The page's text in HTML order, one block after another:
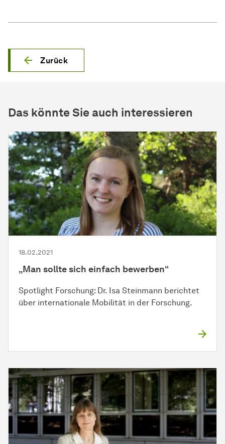
Zurück
Das könnte Sie auch interessieren
18.02.2021
„Man sollte sich einfach bewerben“
Spotlight Forschung: Dr. Isa Steinmann berichtet
über internationale Mobilität in der Forschung.